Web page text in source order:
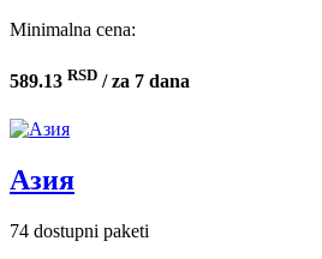
Minimalna cena:
589.13 RSD / za 7 dana
Азия
74 dostupni paketi